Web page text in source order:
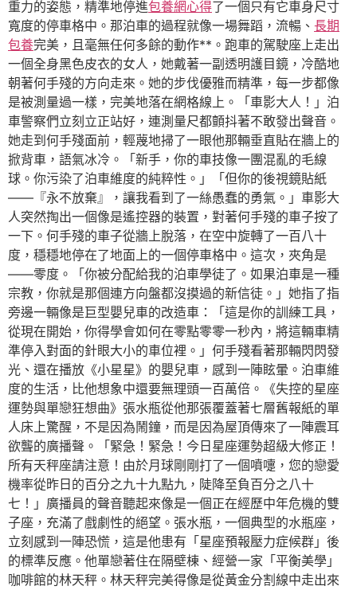
重力的姿態，精準地停進包養網心得了一個只有它車身尺寸
寬度的停車格中。那泊車的過程就像一場舞蹈，流暢、 長期
包養完美，且毫無任何多餘的動作**。跑車的駕駛座上走出
一個全身黑色皮衣的女人，她戴著一副透明護目鏡，冷酷地
朝著何手殘的方向走來。她的步伐優雅而精準，每一步都像
是被測量過一樣，完美地落在網格線上。「車影大人！」泊
車警察們立刻立正站好，連測量尺都顫抖著不敢發出聲音。
她走到何手殘面前，輕蔑地掃了一眼他那輛垂直貼在牆上的
掀背車，語氣冰冷。「新手，你的車技像一團混亂的毛線
球。你污染了泊車維度的純粹性。」「但你的後視鏡貼紙
——『永不放棄』，讓我看到了一絲愚蠢的勇氣。」車影大
人突然掏出一個像是遙控器的裝置，對著何手殘的車子按了
一下。何手殘的車子從牆上脫落，在空中旋轉了一百八十
度，穩穩地停在了地面上的一個停車格中。這次，夾角是
——零度。「你被分配給我的泊車學徒了。如果泊車是一種
宗教，你就是那個連方向盤都沒摸過的新信徒。」她指了指
旁邊一輛像是巨型嬰兒車的改造車：「這是你的訓練工具，
從現在開始，你得學會如何在零點零零一秒內，將這輛車精
準停入對面的針眼大小的車位裡。」何手殘看著那輛閃閃發
光、還在播放《小星星》的嬰兒車，感到一陣眩暈。泊車維
度的生活，比他想象中還要無理頭一百萬倍。《失控的星座
運勢與單戀狂想曲》張水瓶從他那張覆蓋著七層舊報紙的單
人床上驚醒，不是因為鬧鐘，而是因為屋頂傳來了一陣震耳
欲聾的廣播聲。「緊急！緊急！今日星座運勢超級大修正！
所有天秤座請注意！由於月球剛剛打了一個噴嚏，您的戀愛
機率從昨日的百分之九十九點九，陡降至負百分之八十
七！」廣播員的聲音聽起來像是一個正在經歷中年危機的雙
子座，充滿了戲劇性的絕望。張水瓶，一個典型的水瓶座，
立刻感到一陣恐慌，這是他患有「星座預報壓力症候群」後
的標準反應。他單戀著住在隔壁棟、經營一家「平衡美學」
咖啡館的林天秤。林天秤完美得像是從黃金分割線中走出來